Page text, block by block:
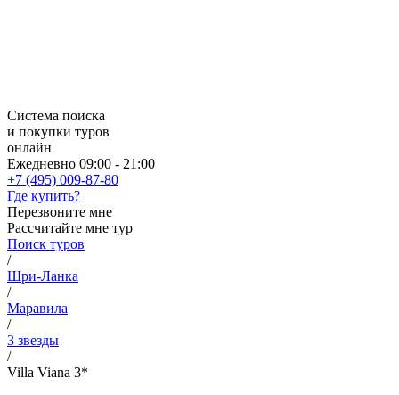
Система поиска
и покупки туров
онлайн
Ежедневно 09:00 - 21:00
+7 (495) 009-87-80
Где купить?
Перезвоните мне
Рассчитайте мне тур
Поиск туров
/
Шри-Ланка
/
Маравила
/
3 звезды
/
Villa Viana 3*